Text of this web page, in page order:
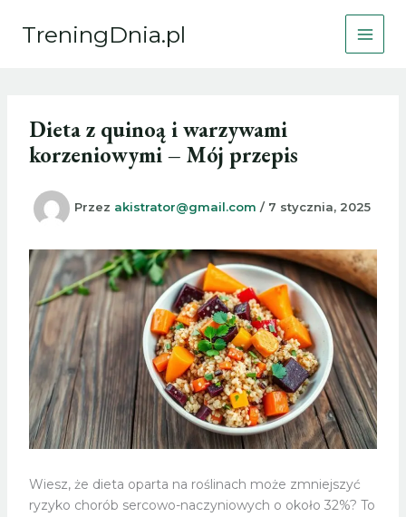
TreningDnia.pl
Dieta z quinoą i warzywami
korzeniowymi – Mój przepis
Przez akistrator@gmail.com / 7 stycznia, 2025
Wiesz, że dieta oparta na roślinach może zmniejszyć
ryzyko chorób sercowo-naczyniowych o około 32%? To